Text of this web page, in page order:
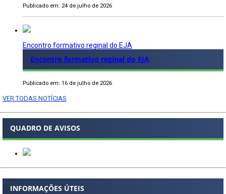
Publicado em: 24 de julho de 2026
Encontro formativo reginal do EJA
Encontro formativo reginal do EJA
Publicado em: 16 de julho de 2026
VER TODAS NOTÍCIAS
QUADRO DE AVISOS
INFORMAÇÕES ÚTEIS